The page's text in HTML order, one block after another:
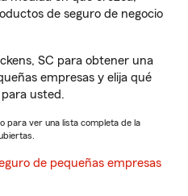
de seguro de negocio
SC para obtener una
empresas y elija qué
usted.
para ver una lista completa de la
de pequeñas empresas